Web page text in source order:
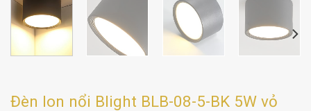
Đèn lon nổi Blight BLB-08-5-BK 5W vỏ